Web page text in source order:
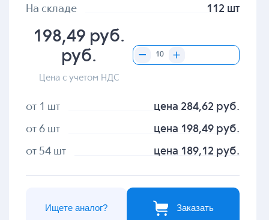
На складе 112 шт
198,49 руб.
руб.
Цена с учетом НДС
от 1 шт цена 284,62 руб.
от 6 шт цена 198,49 руб.
от 54 шт цена 189,12 руб.
Заказать
Ищете аналог?